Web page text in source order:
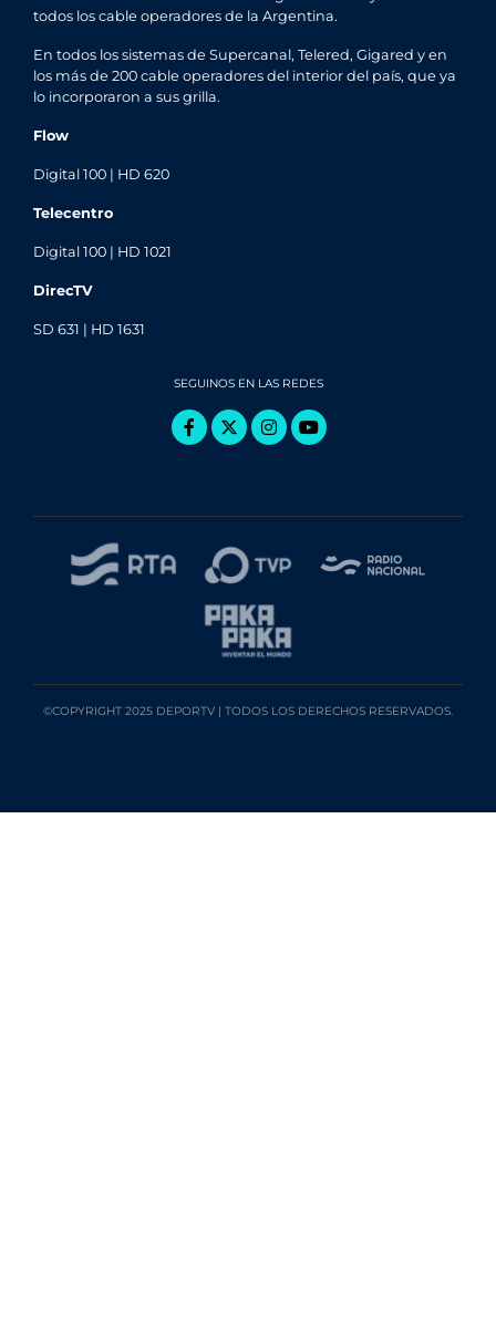
todos los cable operadores de la Argentina.
En todos los sistemas de Supercanal, Telered, Gigared y en
los más de 200 cable operadores del interior del país, que ya
lo incorporaron a sus grilla.
Flow
Digital 100 | HD 620
Telecentro
Digital 100 | HD 1021
DirecTV
SD 631 | HD 1631
SEGUINOS EN LAS REDES
©COPYRIGHT 2025 DEPORTV | TODOS LOS DERECHOS RESERVADOS.